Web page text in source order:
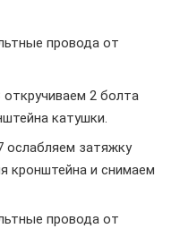
провода от
2 болта
катушки.
затяжку
кронштейна и снимаем
провода от